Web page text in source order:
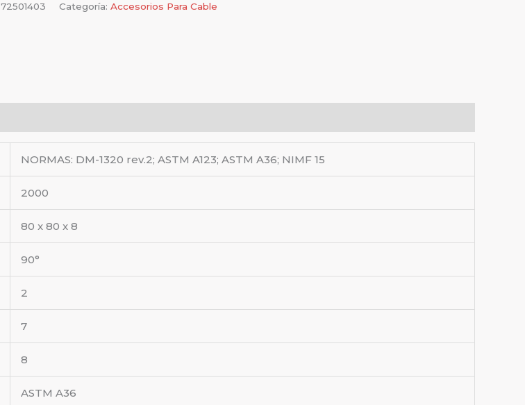
72501403 Categoría: Accesorios Para Cable
NORMAS: DM-1320 rev.2; ASTM A123; ASTM A36; NIMF 15
2000
80 x 80 x 8
90°
2
7
8
ASTM A36